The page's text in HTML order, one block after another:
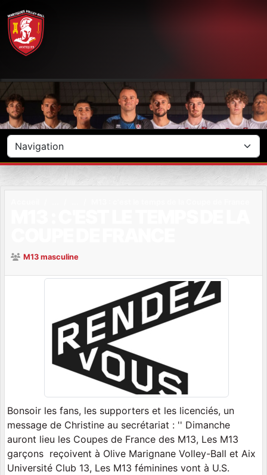
M13 masculine
Bonsoir les fans, les supporters et les licenciés, un
message de Christine au secrétariat : '' Dimanche
auront lieu les Coupes de France des M13, Les M13
garçons reçoivent à Olive Marignane Volley-Ball et Aix
Université Club 13, Les M13 féminines vont à U.S.
Panneau de gestion des cookies